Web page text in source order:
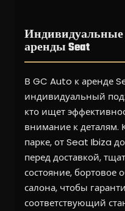
Индивидуальные
аренды Seat
В GC Auto к аренде
индивидуальный
кто ищет
внимание к
парке, от Seat Ibiza
перед доставкой,
состояние, бортовое
салона, чтобы
соответствующий